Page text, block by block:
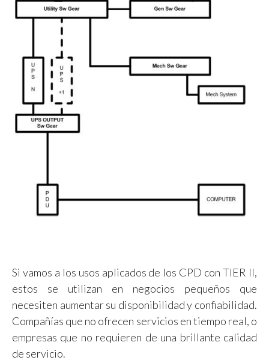
Si vamos a los usos aplicados de los CPD con TIER II,
estos se utilizan en negocios pequeños que
necesiten aumentar su disponibilidad y confiabilidad.
Compañías que no ofrecen servicios en tiempo real, o
empresas que no requieren de una brillante calidad
de servicio.